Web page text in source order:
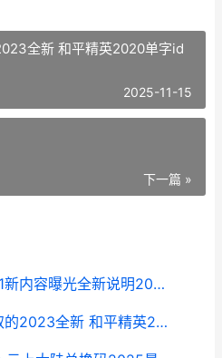
全新 和平精英2020单字id
2025-11-15
下一篇 »
《云顶之弈》2024s11新内容曝光全新说明2024 云顶之弈2025最新阵容
与平精英单字id没人取的2023全新 和平精英2020单字id